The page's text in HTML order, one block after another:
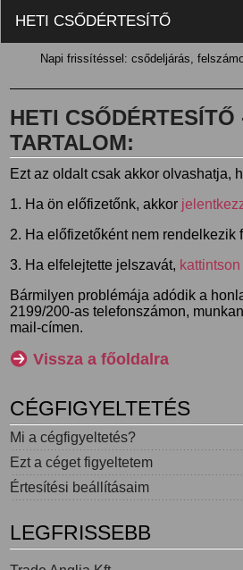
HETI CSŐDÉRTESÍTŐ
Napi frissítéssel: csődeljárás,
HETI
TARTALOM:
Ezt az oldalt csak akkor olvashatja,
1. Ha ön előfizetőnk, akkor
2. Ha előfizetőként nem
3. Ha elfelejtette jelszavát,
Bármilyen problémája adódik a
2199/200-as telefonszámon,
mail-címen.
Vissza a főoldalra
CÉGFIGYELTETÉS
Mi a cégfigyeltetés?
Ezt a céget figyeltetem
Értesítési beállításaim
LEGFRISSEBB